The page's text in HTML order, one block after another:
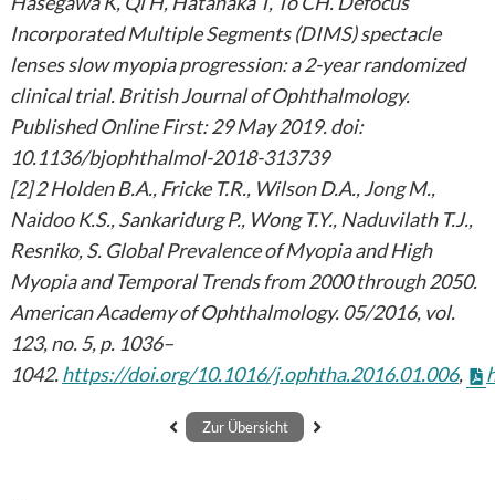
Incorporated Multiple Segments (DIMS) spectacle
lenses slow myopia progression: a 2-year randomized
clinical trial. British Journal of Ophthalmology.
Published Online First: 29 May 2019. doi:
10.1136/bjophthalmol-2018-313739
[2] 2 Holden B.A., Fricke T.R., Wilson D.A., Jong M.,
Naidoo K.S., Sankaridurg P., Wong T.Y., Naduvilath T.J.,
Resniko, S. Global Prevalence of Myopia and High
Myopia and Temporal Trends from 2000 through 2050.
American Academy of Ophthalmology. 05/2016, vol.
123, no. 5, p. 1036–
1042.https://doi.org/10.1016/j.ophtha.2016.01.006,
Zur Übersicht